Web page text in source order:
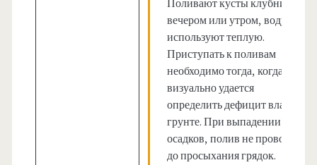
Поливают кусты клубники
вечером или утром, воду
используют теплую.
Приступать к поливам
необходимо тогда, когда
визуально удается
определить дефицит влаги в
грунте. При выпадении
осадков, полив не проводят
до просыхания грядок.